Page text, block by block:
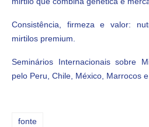
Consistência, firmeza e valor:
mirtilos premium.
Seminários Internacionais sobre
pelo Peru, Chile, México, Marrocos e
fonte